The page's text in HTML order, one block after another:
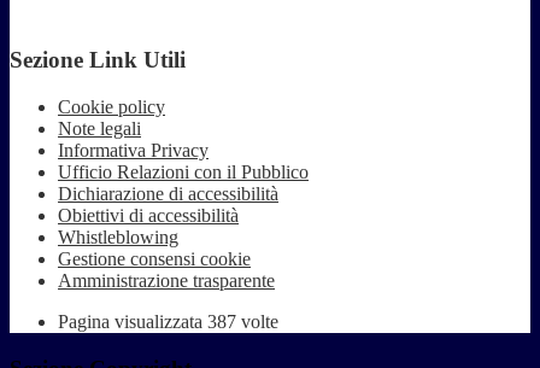
Sezione Link Utili
Cookie policy
Note legali
Informativa Privacy
Ufficio Relazioni con il Pubblico
Dichiarazione di accessibilità
Obiettivi di accessibilità
Whistleblowing
Gestione consensi cookie
Amministrazione trasparente
Pagina visualizzata 387 volte